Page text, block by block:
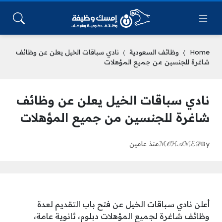
Home وظائف السعودية
نادي سباقات الخيل يعلن عن وظائف
شاغرة للجنسين من جميع المؤهلات
نادي سباقات الخيل يعلن عن وظائف
شاغرة للجنسين من جميع المؤهلات
By
ℳ𝒪ℋ𝒜ℳℰ𝒟منذ عامين
أعلن نادي سباقات الخيل عن فتح باب التقديم لعدة
وظائف شاغرة لجميع المؤهلات دبلوم، ثانوية عامة،